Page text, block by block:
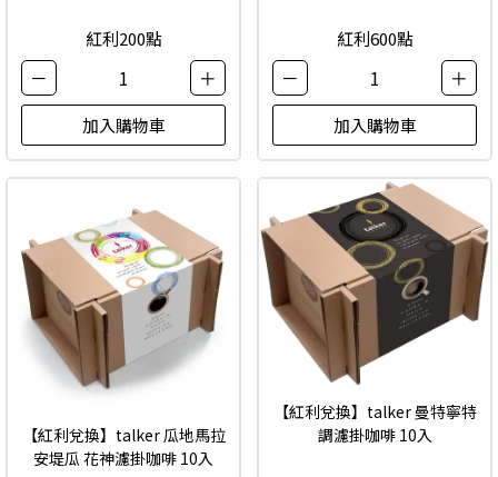
紅利200點
－ 1 ＋
加入購物車
紅利600點
－ 1 ＋
加入購物車
【紅利兌換】talker 瓜地馬拉
安堤瓜 花神濾掛咖啡 10入
【紅利兌換】talker 曼特寧特
調濾掛咖啡 10入